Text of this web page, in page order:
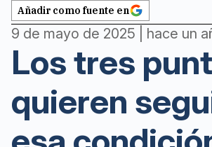
Añadir como fuente en
9 de mayo de 2025 | hace un
Los tres
quieren